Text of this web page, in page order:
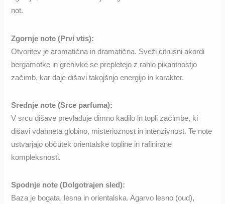
not.
Zgornje note (Prvi vtis):
Otvoritev je aromatična in dramatična. Sveži citrusni akordi
bergamotke in grenivke se prepletejo z rahlo pikantnostjo
začimb, kar daje dišavi takojšnjo energijo in karakter.
Srednje note (Srce parfuma):
V srcu dišave prevladuje dimno kadilo in topli začimbe, ki
dišavi vdahneta globino, misterioznost in intenzivnost. Te note
ustvarjajo občutek orientalske topline in rafinirane
kompleksnosti.
Spodnje note (Dolgotrajen sled):
Baza je bogata, lesna in orientalska. Agarvo lesno (oud),